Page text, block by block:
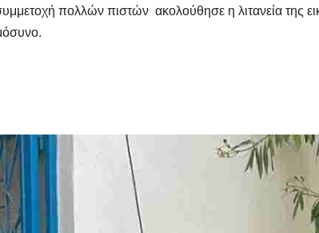
πολλών πιστών ακολούθησε η λιτανεία της